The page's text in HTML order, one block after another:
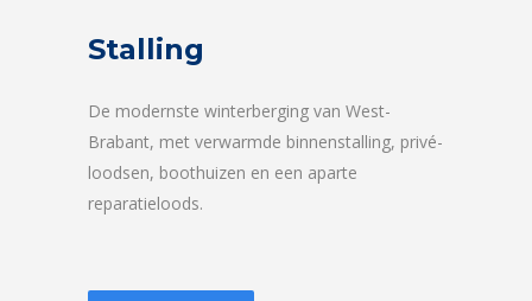
Stalling
De modernste winterberging van West-
Brabant, met verwarmde binnenstalling, privé-
loodsen, boothuizen en een aparte
reparatieloods.